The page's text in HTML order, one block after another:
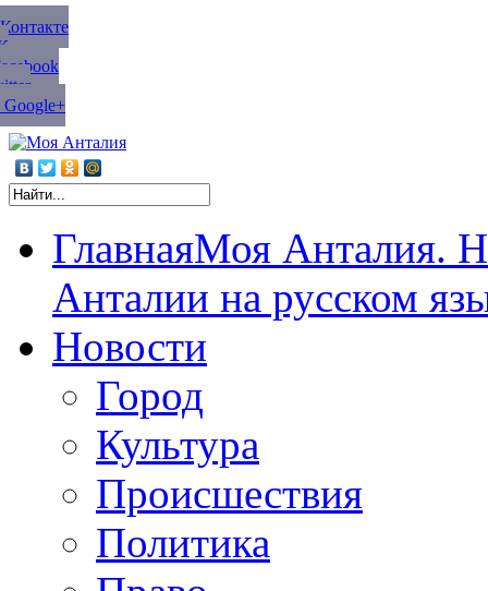
ГлавнаяМоя Анталия.
Анталии на русском
Новости
Город
Культура
Происшествия
Политика